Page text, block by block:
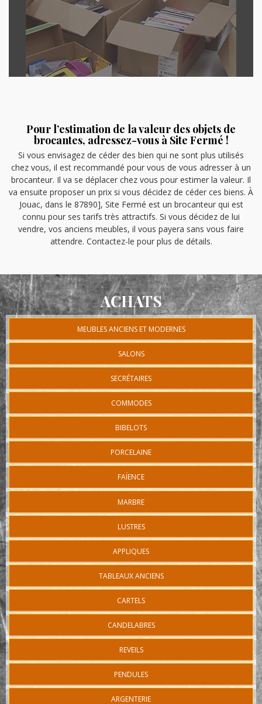
Pour l’estimation de la valeur des objets de
brocantes, adressez-vous à Site Fermé !
Si vous envisagez de céder des bien qui ne sont plus utilisés
chez vous, il est recommandé pour vous de vous adresser à un
brocanteur. Il va se déplacer chez vous pour estimer la valeur. Il
va ensuite proposer un prix si vous décidez de céder ces biens. À
Jouac, dans le 87890], Site Fermé est un brocanteur qui est
connu pour ses tarifs très attractifs. Si vous décidez de lui
vendre, vos anciens meubles, il vous payera sans vous faire
attendre. Contactez-le pour plus de détails.
ACHATS
MEUBLES ANCIENS ET MODERNES
SALONS
SECRÉTAIRES
COMMODES
BIBELOTS
PORCELAINE
FAÏENCE
MARBRE
LUSTRES
APPLIQUES
TABLEAUX ANCIENS
CARTELS
CANDELABRES
REVEILS
PENDULES
ARGENTERIE